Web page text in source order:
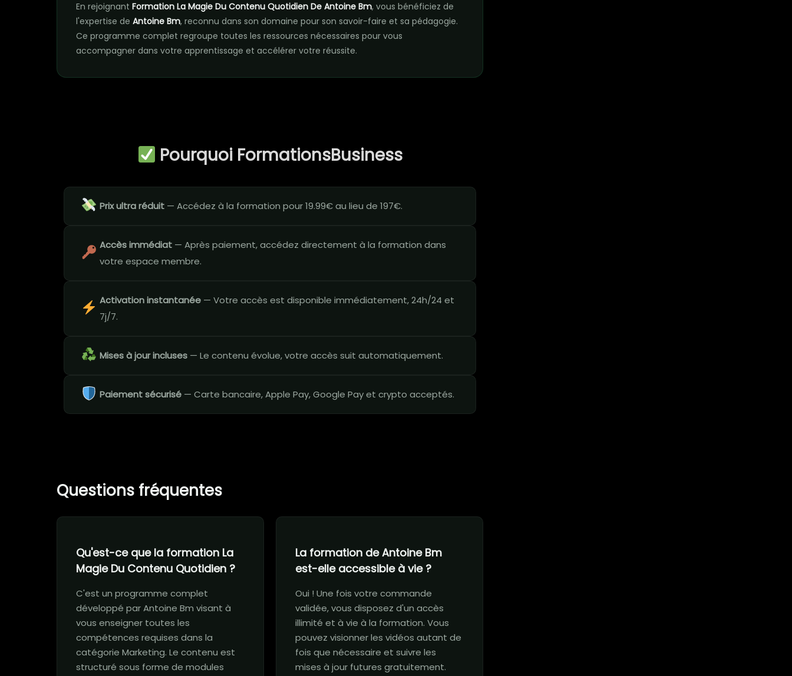
En rejoignant Formation La Magie Du Contenu Quotidien De Antoine Bm, vous bénéficiez de
l'expertise de Antoine Bm, reconnu dans son domaine pour son savoir-faire et sa pédagogie.
Ce programme complet regroupe toutes les ressources nécessaires pour vous
accompagner dans votre apprentissage et accélérer votre réussite.
Pourquoi FormationsBusiness
Prix ultra réduit — Accédez à la formation pour 19.99€ au lieu de 197€.
Accès immédiat — Après paiement, accédez directement à la formation dans
votre espace membre.
Activation instantanée — Votre accès est disponible immédiatement, 24h/24 et
7j/7.
Mises à jour incluses — Le contenu évolue, votre accès suit automatiquement.
Paiement sécurisé — Carte bancaire, Apple Pay, Google Pay et crypto acceptés.
Questions fréquentes
Qu'est-ce que la formation La
Magie Du Contenu Quotidien ?
C'est un programme complet
développé par Antoine Bm visant à
vous enseigner toutes les
compétences requises dans la
catégorie Marketing. Le contenu est
structuré sous forme de modules
La formation de Antoine Bm
est-elle accessible à vie ?
Oui ! Une fois votre commande
validée, vous disposez d'un accès
illimité et à vie à la formation. Vous
pouvez visionner les vidéos autant de
fois que nécessaire et suivre les
mises à jour futures gratuitement.